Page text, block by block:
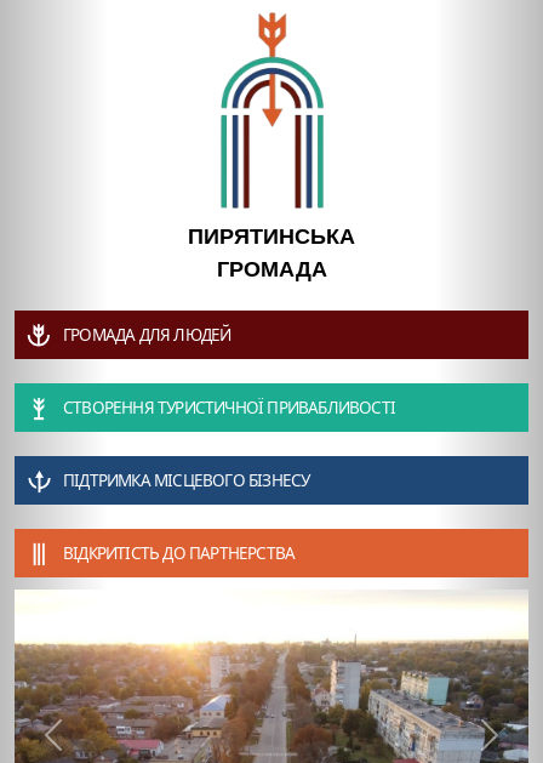
ПИРЯТИНСЬКА
ГРОМАДА
ГРОМАДА ДЛЯ ЛЮДЕЙ
СТВОРЕННЯ ТУРИСТИЧНОЇ ПРИВАБЛИВОСТІ
ПІДТРИМКА МІСЦЕВОГО БІЗНЕСУ
ВІДКРИТІСТЬ ДО ПАРТНЕРСТВА
Previous Next